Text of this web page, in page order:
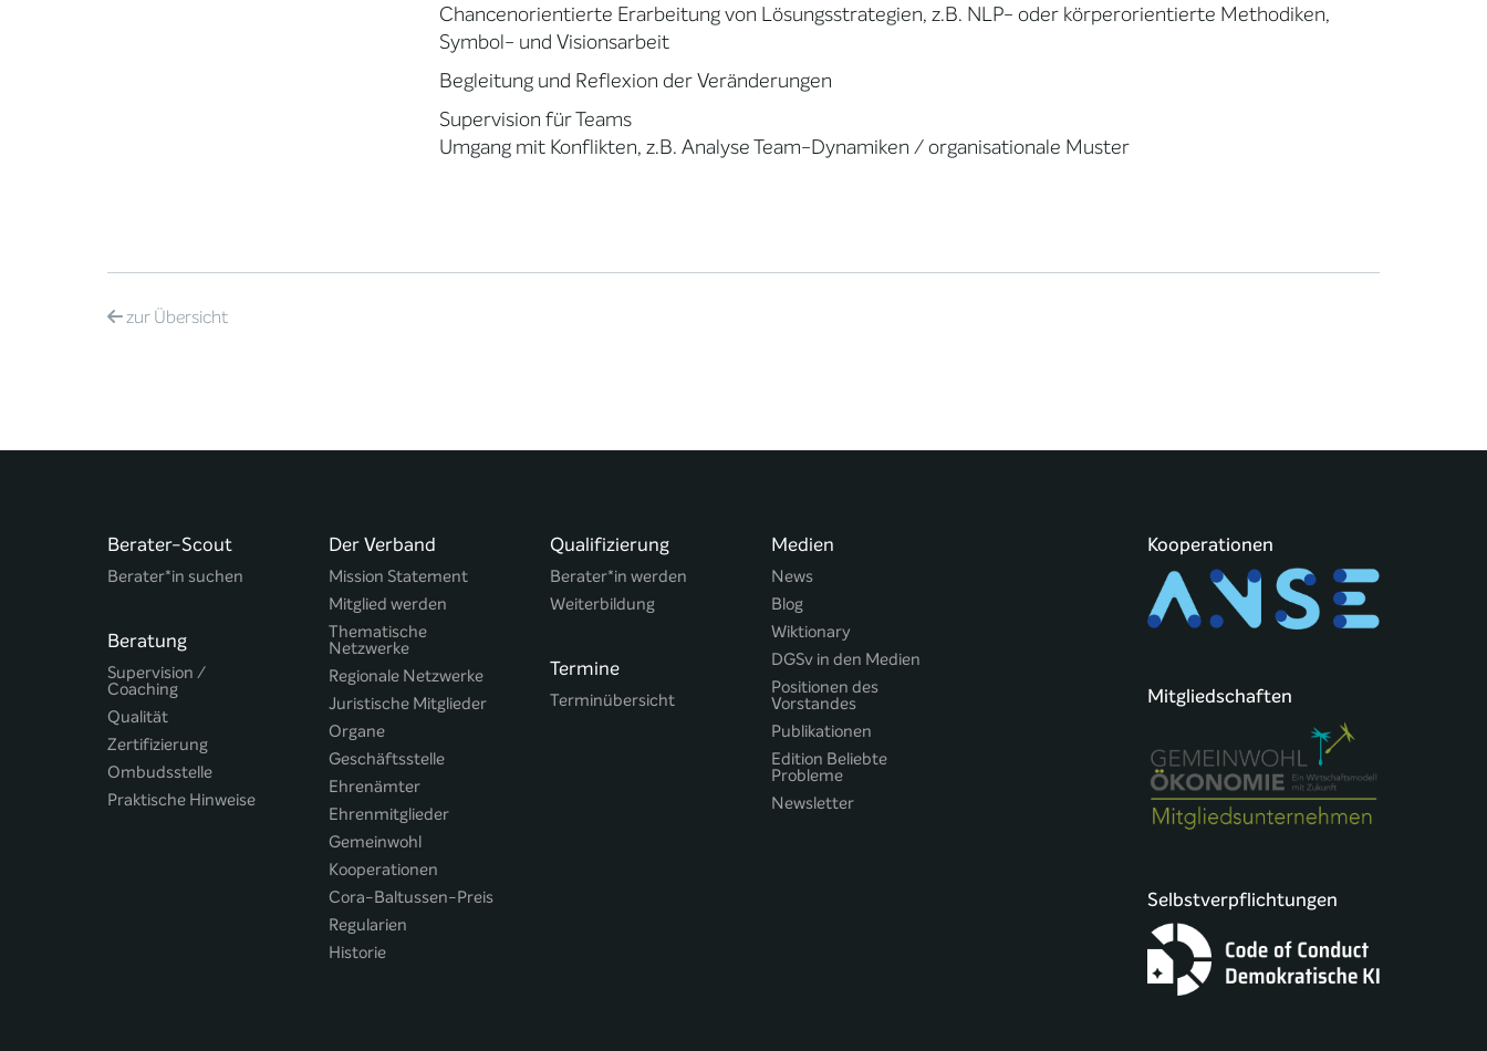
Chancenorientierte Erarbeitung von Lösungsstrategien, z.B. NLP- oder körperorientierte Methodiken,
Symbol- und Visionsarbeit
Begleitung und Reflexion der Veränderungen
Supervision für Teams
Umgang mit Konflikten, z.B. Analyse Team-Dynamiken / organisationale Muster
zurÜbersicht
Berater-Scout
Berater*in suchen
Beratung
Supervision /
Coaching
Qualität
Zertifizierung
Ombudsstelle
Praktische Hinweise
Der Verband
Mission Statement
Mitglied werden
Thematische
Netzwerke
Regionale Netzwerke
Juristische Mitglieder
Organe
Geschäftsstelle
Ehrenämter
Ehrenmitglieder
Gemeinwohl
Kooperationen
Cora-Baltussen-Preis
Regularien
Historie
Qualifizierung
Berater*in werden
Weiterbildung
Termine
Terminübersicht
Medien
News
Blog
Wiktionary
DGSv in den Medien
Positionen des
Vorstandes
Publikationen
Edition Beliebte
Probleme
Newsletter
Kooperationen
Mitgliedschaften
Selbstverpflichtungen